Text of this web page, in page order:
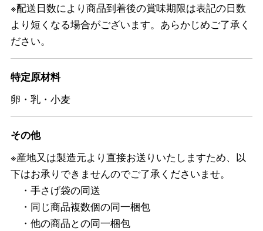
※配送日数により商品到着後の賞味期限は表記の日数
より短くなる場合がございます。あらかじめご了承く
ださい。
特定原材料
卵・乳・小麦
その他
※産地又は製造元より直接お送りいたしますため、以
下はお承りできませんのでご了承くださいませ。
・手さげ袋の同送
・同じ商品複数個の同一梱包
・他の商品との同一梱包